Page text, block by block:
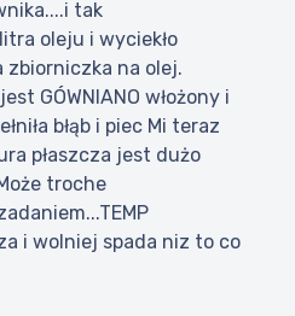
tak
oleju i wyciekło
zbiorniczka na olej.
GÓWNIANO włożony i
błąb i piec Mi teraz
płaszcza jest dużo
troche
i wolniej spada niz to co